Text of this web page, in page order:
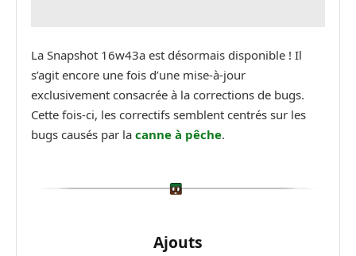
La Snapshot 16w43a est désormais disponible ! Il
s’agit encore une fois d’une mise-à-jour
exclusivement consacrée à la corrections de bugs.
Cette fois-ci, les correctifs semblent centrés sur les
bugs causés par la canne à pêche.
Ajouts